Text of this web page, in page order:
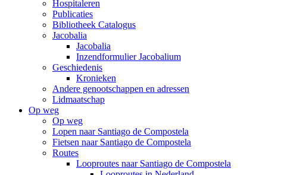
Hospitaleren
Publicaties
Bibliotheek Catalogus
Jacobalia
Jacobalia
Inzendformulier Jacobalium
Geschiedenis
Kronieken
Andere genootschappen en adressen
Lidmaatschap
Op weg
Op weg
Lopen naar Santiago de Compostela
Fietsen naar Santiago de Compostela
Routes
Looproutes naar Santiago de Compostela